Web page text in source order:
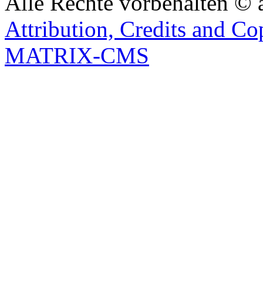
Attribution, Credits and
MATRIX-CMS